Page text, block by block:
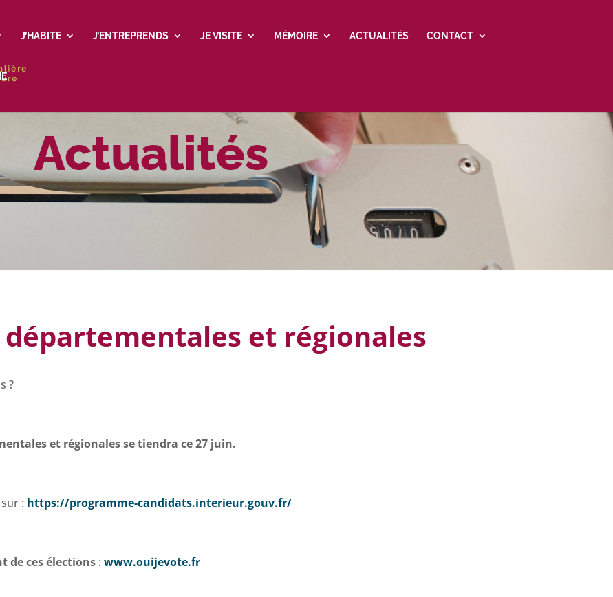
J’HABITE J’ENTREPRENDS JE VISITE MÉMOIRE ACTUALITÉS CONTACT
Actualités
départementales et régionales
?
et régionales se tiendra ce 27 juin.
: https://programme-candidats.interieur.gouv.fr/
de ces élections :www.ouijevote.fr